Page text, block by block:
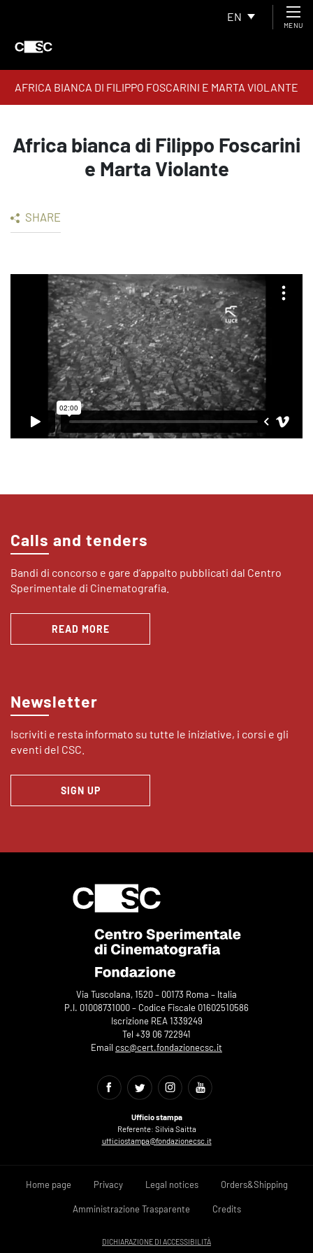
EN
MENU
AFRICA BIANCA DI FILIPPO FOSCARINI E MARTA VIOLANTE
Africa bianca di Filippo Foscarini
e Marta Violante
SHARE
Calls and tenders
Bandi di concorso e gare d’appalto pubblicati dal Centro
Sperimentale di Cinematografia.
READ MORE
Newsletter
Iscriviti e resta informato su tutte le iniziative, i corsi e gli
eventi del CSC.
SIGN UP
Via Tuscolana, 1520 – 00173 Roma – Italia
P.I. 01008731000 – Codice Fiscale 01602510586
Iscrizione REA 1339249
Tel +39 06 722941
Email csc@cert.fondazionecsc.it
Ufficio stampa
Referente: Silvia Saitta
ufficiostampa@fondazionecsc.it
Home page Privacy Legal notices Orders&Shipping
Amministrazione Trasparente Credits
DICHIARAZIONE DI ACCESSIBILITÀ